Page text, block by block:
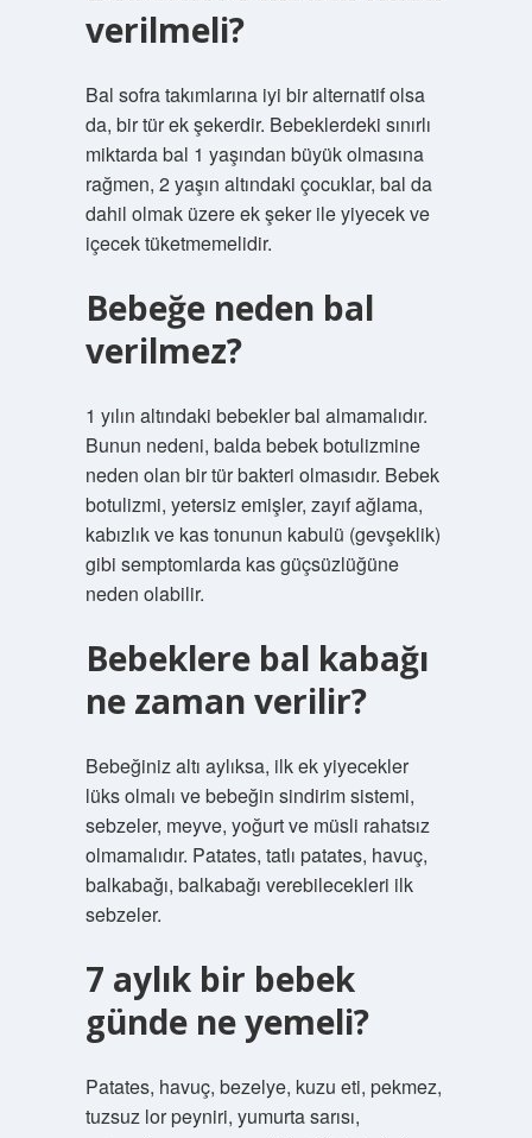
verilmeli?
Bal sofra takımlarına iyi bir alternatif olsa
da, bir tür ek şekerdir. Bebeklerdeki sınırlı
miktarda bal 1 yaşından büyük olmasına
rağmen, 2 yaşın altındaki çocuklar, bal da
dahil olmak üzere ek şeker ile yiyecek ve
içecek tüketmemelidir.
Bebeğe neden bal
verilmez?
1 yılın altındaki bebekler bal almamalıdır.
Bunun nedeni, balda bebek botulizmine
neden olan bir tür bakteri olmasıdır. Bebek
botulizmi, yetersiz emişler, zayıf ağlama,
kabızlık ve kas tonunun kabulü (gevşeklik)
gibi semptomlarda kas güçsüzlüğüne
neden olabilir.
Bebeklere bal kabağı
ne zaman verilir?
Bebeğiniz altı aylıksa, ilk ek yiyecekler
lüks olmalı ve bebeğin sindirim sistemi,
sebzeler, meyve, yoğurt ve müsli rahatsız
olmamalıdır. Patates, tatlı patates, havuç,
balkabağı, balkabağı verebilecekleri ilk
sebzeler.
7 aylık bir bebek
günde ne yemeli?
Patates, havuç, bezelye, kuzu eti, pekmez,
tuzsuz lor peyniri, yumurta sarısı,